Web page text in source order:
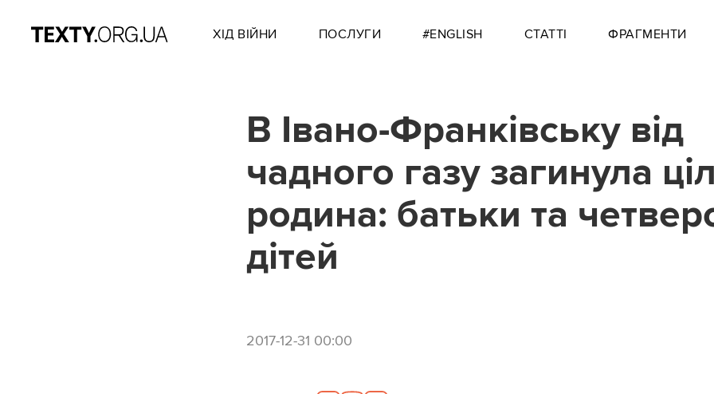
ХІД ВІЙНИ ПОСЛУГИ #ENGLISH СТАТТІ ФРАГМЕНТИ
В Івано-Франківську від
чадного газу загинула
родина: батьки та
дітей
2017-12-31 00:00